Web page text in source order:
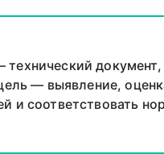
технический
— выявление,
и соответствовать